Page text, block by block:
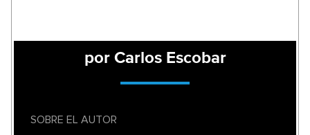
por Carlos Escobar
SOBRE EL AUTOR